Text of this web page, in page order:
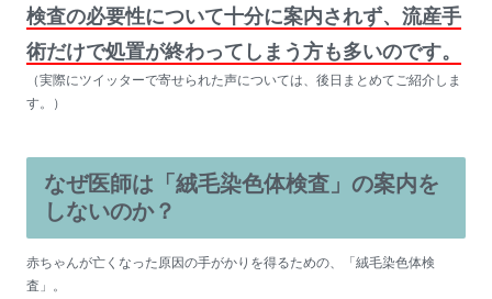
検査の必要性について十分に案内されず、流産手
術だけで処置が終わってしまう方も多いのです。
（実際にツイッターで寄せられた声については、後日まとめてご紹介しま
す。）
なぜ医師は「絨毛染色体検査」の案内を
しないのか？
赤ちゃんが亡くなった原因の手がかりを得るための、「絨毛染色体検
査」。